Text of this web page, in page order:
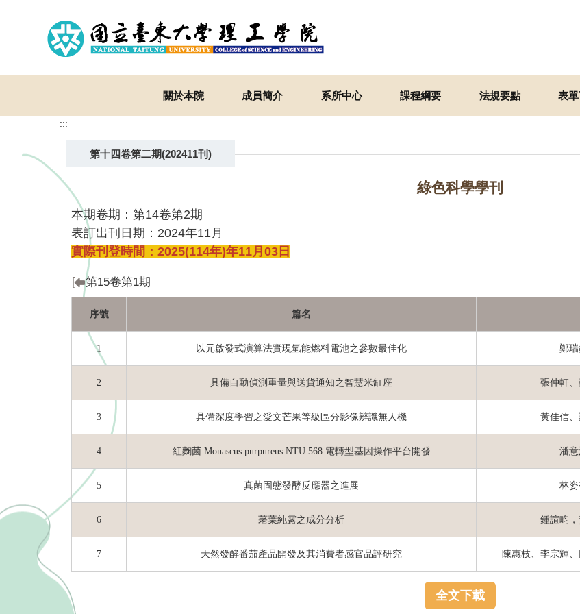
關於本院 成員簡介 系所中心 課程綱要 法規要點 表
:::
第十四卷第二期(202411刊)
綠色科學學刊
本期卷期：第14卷第2期
表訂出刊日期：2024年11月
實際刊登時間：2025(114年)年11月03日
第15卷第1期
序號 篇名
1 以元啟發式演算法實現氫能燃料電池之參數最佳化 鄭
2 具備自動偵測重量與送貨通知之智慧米缸座 張仲軒
3 具備深度學習之愛文芒果等級區分影像辨識無人機 黃佳信
4 紅麴菌Monascus purpureus NTU 568 電轉型基因操作平台開發 潘
5 真菌固態發酵反應器之進展 林
6 荖葉純露之成分分析 鍾諠畇
7 天然發酵番茄產品開發及其消費者感官品評研究 陳惠枝、李宗輝
全文下載